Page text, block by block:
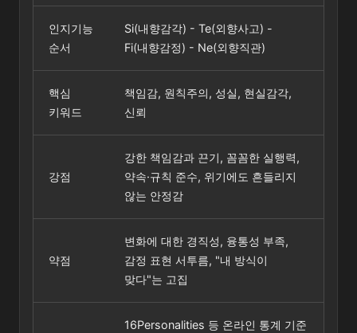
인지기능
순서
Si(내향감각) - Te(외향사고) -
Fi(내향감정) - Ne(외향직관)
핵심
키워드
책임감, 원칙주의, 성실, 현실감각,
신뢰
강점
강한 책임감과 끈기, 꼼꼼한 실행력,
약속·규칙 준수, 위기에도 흔들리지
않는 안정감
약점
변화에 대한 경직성, 융통성 부족,
감정 표현 서투름, "내 방식이
맞다"는 고집
16Personalities 등 온라인 통계 기준